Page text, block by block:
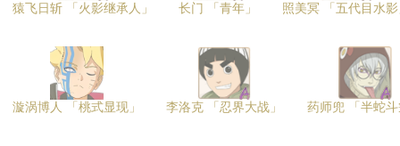
猿飞日斩 「火影继承人」 长门 「青年」 照美冥 「五代目水
漩涡博人 「桃式显现」 李洛克 「忍界大战」 药师兜 「半蛇